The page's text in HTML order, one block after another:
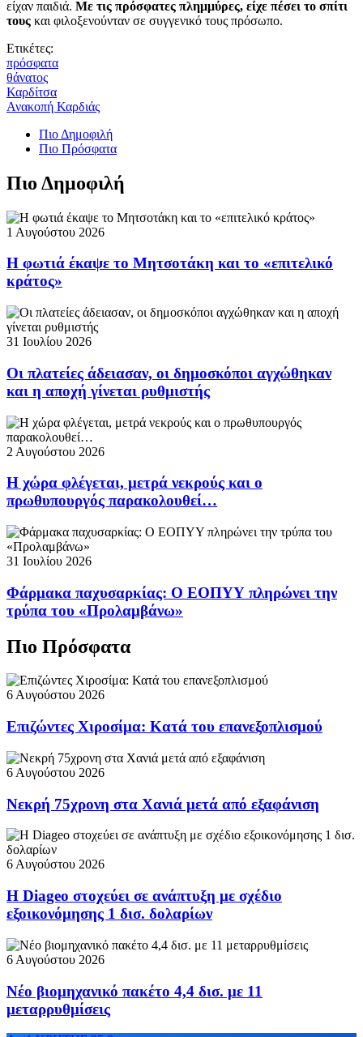
είχαν παιδιά. Με τις πρόσφατες πλημμύρες, είχε πέσει το σπίτι
τους και φιλοξενούνταν σε συγγενικό τους πρόσωπο.
Ετικέτες:
πρόσφατα
θάνατος
Καρδίτσα
Ανακοπή Καρδιάς
Πιο Δημοφιλή
Πιο Πρόσφατα
Πιο Δημοφιλή
1 Αυγούστου 2026
Η φωτιά έκαψε το Μητσοτάκη και το «επιτελικό
κράτος»
31 Ιουλίου 2026
Οι πλατείες άδειασαν, οι δημοσκόποι αγχώθηκαν
και η αποχή γίνεται ρυθμιστής
2 Αυγούστου 2026
Η χώρα φλέγεται, μετρά νεκρούς και ο
πρωθυπουργός παρακολουθεί…
31 Ιουλίου 2026
Φάρμακα παχυσαρκίας: Ο ΕΟΠΥΥ πληρώνει την
τρύπα του «Προλαμβάνω»
Πιο Πρόσφατα
6 Αυγούστου 2026
Επιζώντες Χιροσίμα: Κατά του επανεξοπλισμού
6 Αυγούστου 2026
Νεκρή 75χρονη στα Χανιά μετά από εξαφάνιση
6 Αυγούστου 2026
Η Diageo στοχεύει σε ανάπτυξη με σχέδιο
εξοικονόμησης 1 δισ. δολαρίων
6 Αυγούστου 2026
Νέο βιομηχανικό πακέτο 4,4 δισ. με 11
μεταρρυθμίσεις